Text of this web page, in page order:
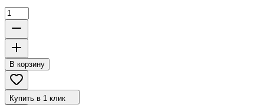
В корзину
Купить в 1 клик